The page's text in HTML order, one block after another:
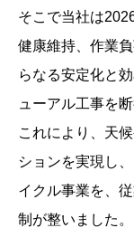
そこで当社は
健康維持、作業
らなる安定化と
ューアル工事を
これにより、天
ションを実現し
イクル事業を、
制が整いました。